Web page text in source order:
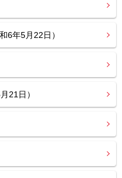
6年5月22日）
21日）